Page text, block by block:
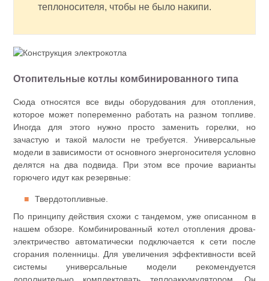
теплоносителя, чтобы не было накипи.
Отопительные котлы комбинированного типа
Сюда относятся все виды оборудования для отопления,
которое может попеременно работать на разном топливе.
Иногда для этого нужно просто заменить горелки, но
зачастую и такой малости не требуется. Универсальные
модели в зависимости от основного энергоносителя условно
делятся на два подвида. При этом все прочие варианты
горючего идут как резервные:
Твердотопливные.
По принципу действия схожи с тандемом, уже описанном в
нашем обзоре. Комбинированный котел отопления дрова-
электричество автоматически подключается к сети после
сгорания поленницы. Для увеличения эффективности всей
системы универсальные модели рекомендуется